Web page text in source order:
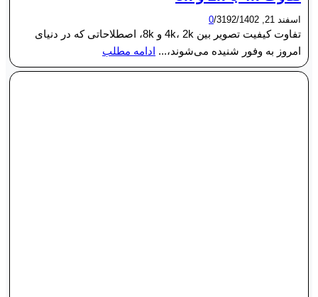
اسفند 21, 1402 /
3192
/
0
تفاوت کیفیت تصویر بین 4k، 2k و 8k، اصطلاحاتی که در دنیای
امروز به وفور شنیده می‌شوند،... ادامه مطلب